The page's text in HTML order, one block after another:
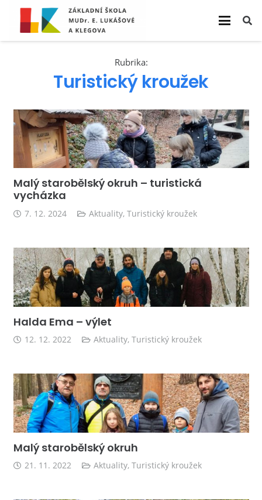
Rubrika:
Turistický kroužek
Malý starobělský okruh – turistická
vycházka
7. 12. 2024 Aktuality,Turistický kroužek
Halda Ema – výlet
12. 12. 2022 Aktuality,Turistický kroužek
Malý starobělský okruh
21. 11. 2022 Aktuality,Turistický kroužek